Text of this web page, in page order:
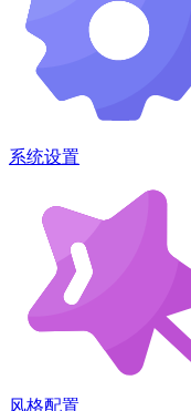
系统设置
风格配置